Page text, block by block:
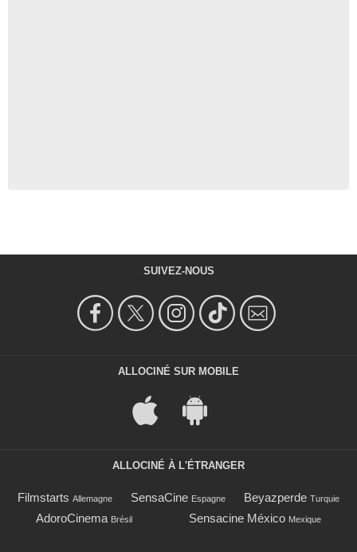
SUIVEZ-NOUS
ALLOCINÉ SUR MOBILE
ALLOCINÉ À L'ÉTRANGER
Filmstarts Allemagne SensaCine Espagne Beyazperde Turquie
AdoroCinema Brésil Sensacine México Mexique